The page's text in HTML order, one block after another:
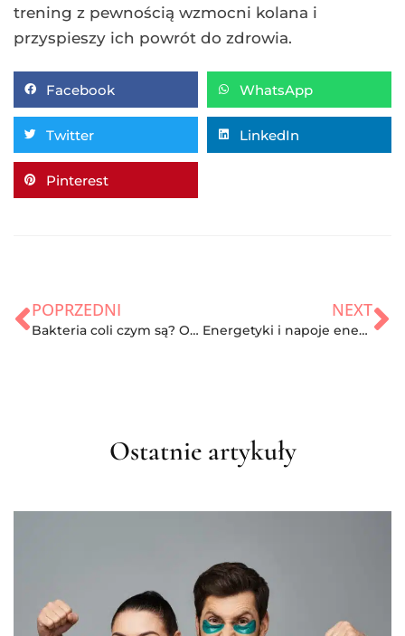
trening z pewnością wzmocni kolana i
przyspieszy ich powrót do zdrowia.
Facebook WhatsApp
Twitter LinkedIn
Pinterest
POPRZEDNI
Bakteria coli czym są? Objawy zatrucia i leczenie
NEXT
Energetyki i napoje energetyzujące – czym są i jak wpływają na nasze zdrowie
Ostatnie artykuły